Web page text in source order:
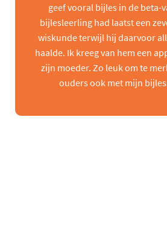
geef vooral bijles in de beta-
bijlesleerling had laatst een
wiskunde terwijl hij daarvoor
haalde. Ik kreeg van hem een
zijn moeder. Zo leuk om te
ouders ook met mijn